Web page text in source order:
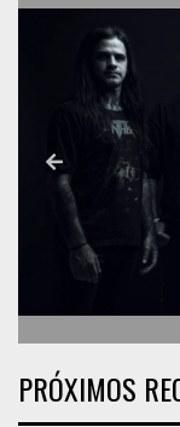
PRÓXIMOS